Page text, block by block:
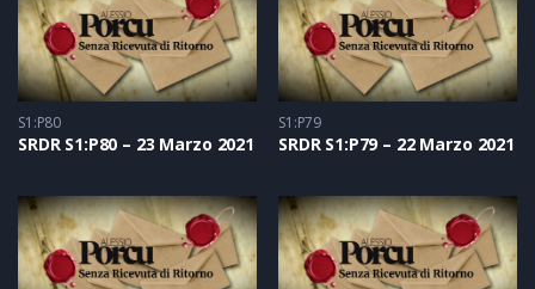
S1:P80
SRDR S1:P80 – 23 Marzo 2021
S1:P79
SRDR S1:P79 – 22 Marzo 2021